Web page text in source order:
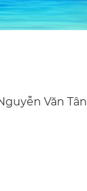
Văn Tân